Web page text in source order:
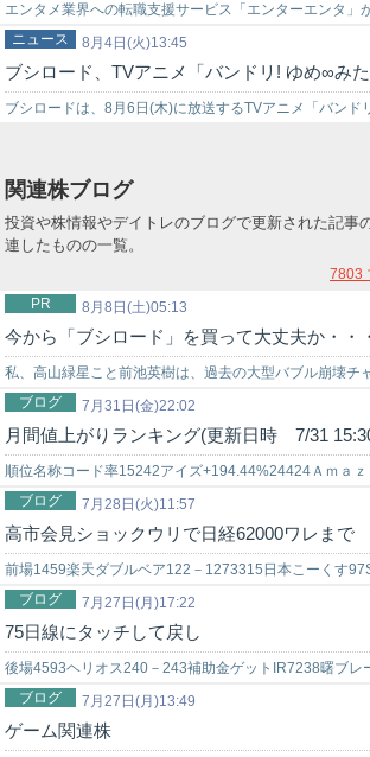
エンタメ業界への転職支援サービス「エンターエンタ」
ンしました。「gamebiz」の取材・情報発信を通じて蓄
8月4日(火)13:45
ニュース
ブシロード、TVアニメ「バンドリ! ゆめ∞み
ブシロードは、8月6日(木)に放送するTVアニメ「バン
面写真・あらすじを公開した。TVアニメ「バンドリ！
関連株ブログ
投資や株情報やデイトレのブログで更新された記事
連したものの一覧。
7803
8月8日(土)05:13
PR
今から「ブシロード」を買って大丈夫か・
私、高山緑星こと前池英樹は、過去の大型バブル崩壊チ
時のNYダウ暴落チャート…
7月31日(金)22:02
ブログ
月間値上がりランキング(更新日時 7/31
順位名称コード率15242アイズ+194.44%24424Ａｍａ
フィールズホールディングス+73.63%45240…
7月28日(火)11:57
ブログ
高市会見ショックウリで日経62000ワレまで
前場1459楽天ダブルベア122－1273315日本こーくす
駐車場開発264Sー2637月優待配当思惑2492イ…
7月27日(月)17:22
ブログ
75日線にタッチして戻し
後場4593ヘリオス240－243補助金ゲットIR7238曙ブレ
コクヤ93Sー9393S－9395S－9697Sー96…
7月27日(月)13:49
ブログ
ゲーム関連株